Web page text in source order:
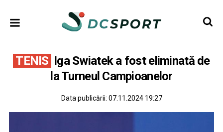
TENIS Iga Swiatek a fost eliminată de
la Turneul Campioanelor
Data publicării: 07.11.2024 19:27